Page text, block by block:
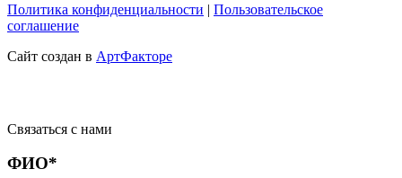
Политика конфиденциальности | Пользовательское
соглашение
Сайт создан в АртФакторе
Связаться с нами
ФИО*